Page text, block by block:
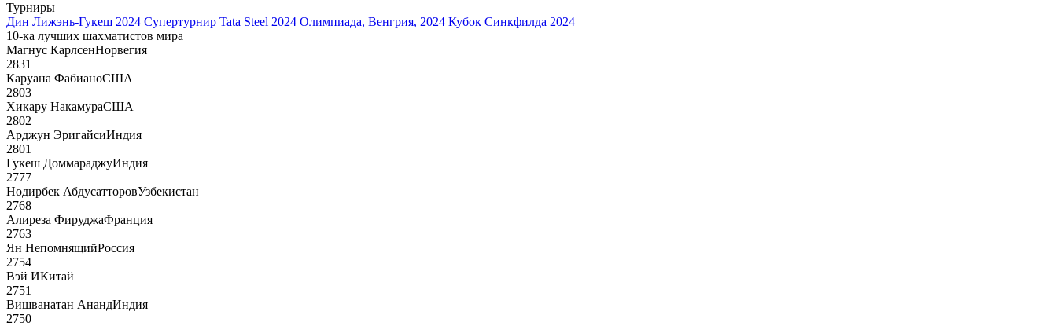
Турниры
Дин Лижэнь-Гукеш 2024 Супертурнир Tata Steel 2024 Олимпиада, Венгрия, 2024 Кубок Синкфилда 2024
10-ка лучших шахматистов мира
Магнус КарлсенНорвегия
2831
Каруана ФабианоСША
2803
Хикару НакамураСША
2802
Арджун ЭригайсиИндия
2801
Гукеш ДоммараджуИндия
2777
Нодирбек АбдусатторовУзбекистан
2768
Алиреза ФируджаФранция
2763
Ян НепомнящийРоссия
2754
Вэй ИКитай
2751
Вишванатан АнандИндия
2750